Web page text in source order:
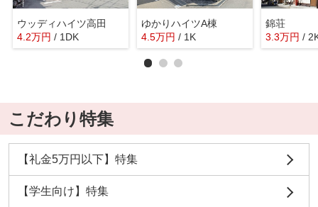
ウッディハイツ高田
4.2万円 / 1DK
ゆかりハイツA棟
4.5万円 / 1K
錦荘
3.3万円 /
こだわり特集
【礼金5万円以下】特集
【学生向け】特集